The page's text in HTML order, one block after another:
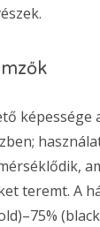
képessége
teremt. A